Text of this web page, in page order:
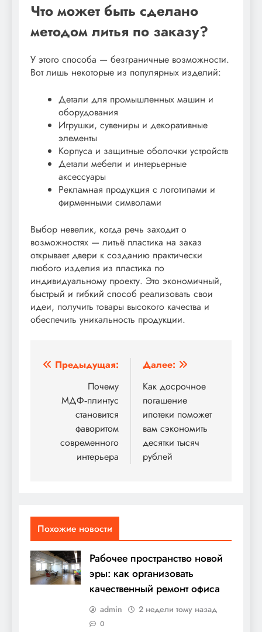
Что может быть сделано
методом литья по заказу?
У этого способа — безграничные возможности.
Вот лишь некоторые из популярных изделий:
Детали для промышленных машин и
оборудования
Игрушки, сувениры и декоративные
элементы
Корпуса и защитные оболочки устройств
Детали мебели и интерьерные
аксессуары
Рекламная продукция с логотипами и
фирменными символами
Выбор невелик, когда речь заходит о
возможностях — литьё пластика на заказ
открывает двери к созданию практически
любого изделия из пластика по
индивидуальному проекту. Это экономичный,
быстрый и гибкий способ реализовать свои
идеи, получить товары высокого качества и
обеспечить уникальность продукции.
Навигация
записям
Предыдущая:
Почему
МДФ‑плинтус
становится
фаворитом
современного
интерьера
Далее:
Как досрочное
погашение
ипотеки поможет
вам сэкономить
десятки тысяч
рублей
Похожие новости
Рабочее пространство новой
эры: как организовать
качественный ремонт офиса
admin 2 недели тому назад
0